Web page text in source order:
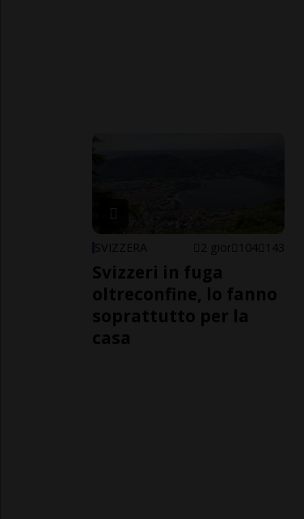
SVIZZERA 2 gior 104 143
Svizzeri in fuga
oltreconfine, lo fanno
soprattutto per la
casa